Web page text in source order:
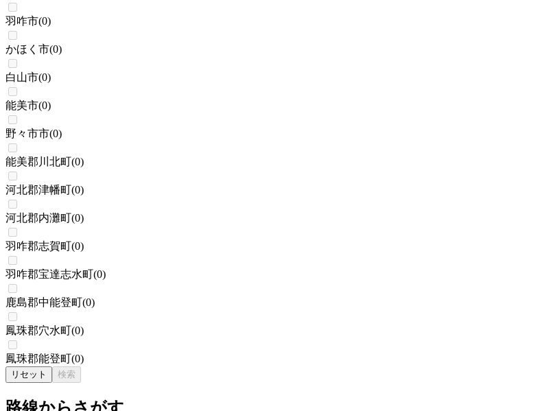
羽咋市(0)
かほく市(0)
白山市(0)
能美市(0)
野々市市(0)
能美郡川北町(0)
河北郡津幡町(0)
河北郡内灘町(0)
羽咋郡志賀町(0)
羽咋郡宝達志水町(0)
鹿島郡中能登町(0)
鳳珠郡穴水町(0)
鳳珠郡能登町(0)
リセット 検索